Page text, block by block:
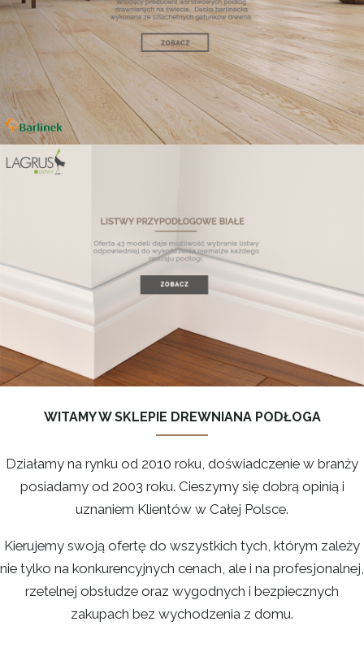
WITAMY W SKLEPIE DREWNIANA PODŁOGA
Działamy na rynku od 2010 roku, doświadczenie w branży
posiadamy od 2003 roku. Cieszymy się dobrą opinią i
uznaniem Klientów w Całej Polsce.
Kierujemy swoją ofertę do wszystkich tych, którym zależy
nie tylko na konkurencyjnych cenach, ale i na profesjonalnej,
rzetelnej obsłudze oraz wygodnych i bezpiecznych
zakupach bez wychodzenia z domu.